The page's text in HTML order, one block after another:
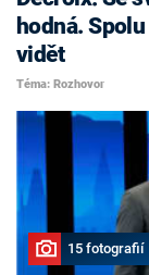
hodná.
vidět
Téma: Rozhovor
15 fotografií